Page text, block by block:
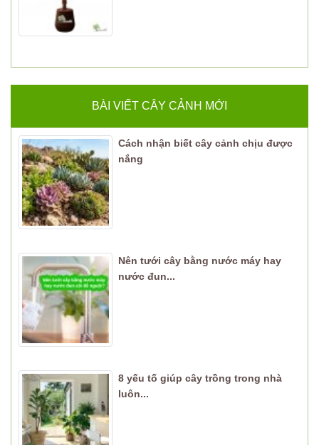
BÀI VIẾT CÂY CẢNH MỚI
Cách nhận biết cây cảnh chịu được
nắng
Nên tưới cây bằng nước máy hay
nước đun...
8 yếu tố giúp cây trồng trong nhà
luôn...